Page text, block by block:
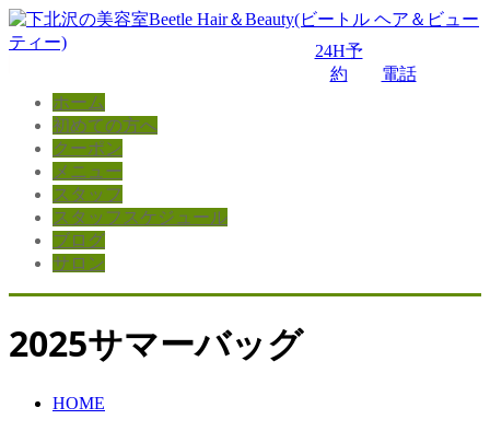
24H予
約
電話
ホーム
初めての方へ
クーポン
メニュー
スタッフ
スタッフスケジュール
ブログ
サロン
2025サマーバッグ
HOME